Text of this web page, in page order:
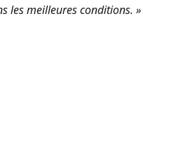
les meilleures conditions. »